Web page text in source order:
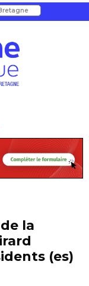
la
(es)